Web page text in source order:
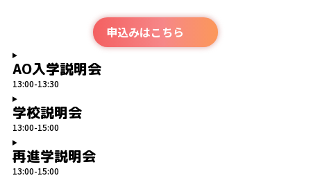
申込みはこちら
AO入学説明会
13:00-13:30
学校説明会
13:00-15:00
再進学説明会
13:00-15:00